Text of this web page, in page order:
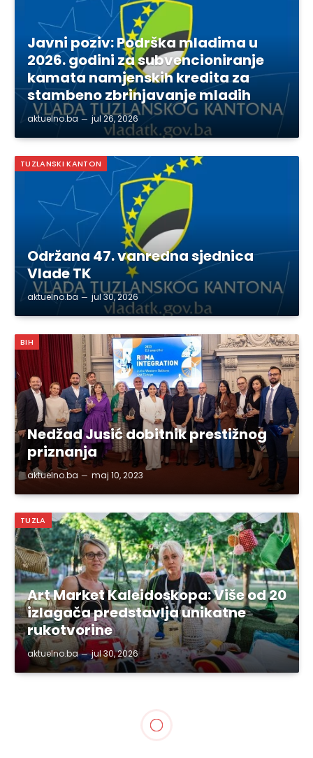
Javni poziv: Podrška mladima u
2026. godini za subvencioniranje
kamata namjenskih kredita za
stambeno zbrinjavanje mladih
aktuelno.ba jul 26, 2026
TUZLANSKI KANTON
Održana 47. vanredna sjednica
Vlade TK
aktuelno.ba jul 30, 2026
BIH
Nedžad Jusić dobitnik prestižnog
priznanja
aktuelno.ba maj 10, 2023
TUZLA
Art Market Kaleidoskopa: Više od 20
izlagača predstavlja unikatne
rukotvorine
aktuelno.ba jul 30, 2026